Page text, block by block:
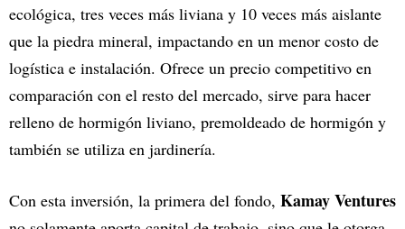
ecológica, tres veces más liviana y 10 veces más aislante
que la piedra mineral, impactando en un menor costo de
logística e instalación. Ofrece un precio competitivo en
comparación con el resto del mercado, sirve para hacer
relleno de hormigón liviano, premoldeado de hormigón y
también se utiliza en jardinería.
Con esta inversión, la primera del fondo, Kamay Ventures